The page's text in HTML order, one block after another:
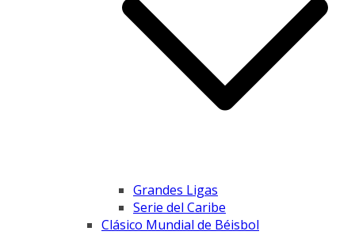
Grandes Ligas
Serie del Caribe
Clásico Mundial de Béisbol